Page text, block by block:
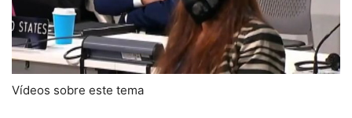
Vídeos sobre este tema